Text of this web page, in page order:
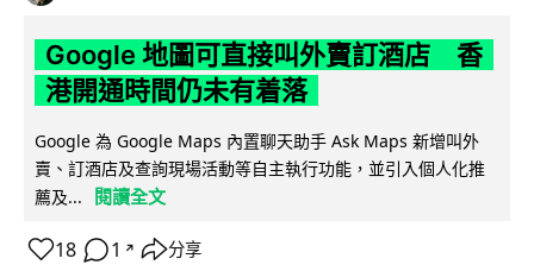
Google 地圖可直接叫外賣訂酒店 香
港開通時間仍未有着落
Google 為 Google Maps 內置聊天助手 Ask Maps 新增叫外
賣、訂酒店及查詢現場活動等自主執行功能，並引入個人化推
薦及...
閱讀全文
18 1 ↗ 分享